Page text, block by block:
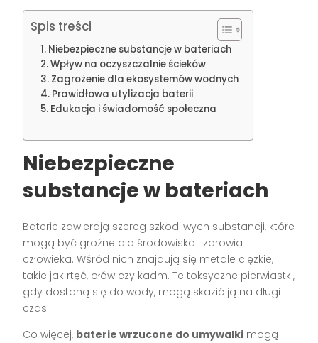
Spis treści
Niebezpieczne substancje w bateriach
Wpływ na oczyszczalnie ścieków
Zagrożenie dla ekosystemów wodnych
Prawidłowa utylizacja baterii
Edukacja i świadomość społeczna
Niebezpieczne
substancje w bateriach
Baterie zawierają szereg szkodliwych substancji, które
mogą być groźne dla środowiska i zdrowia
człowieka. Wśród nich znajdują się metale ciężkie,
takie jak rtęć, ołów czy kadm. Te toksyczne pierwiastki,
gdy dostaną się do wody, mogą skazić ją na długi
czas.
Co więcej, baterie wrzucone do umywalki mogą